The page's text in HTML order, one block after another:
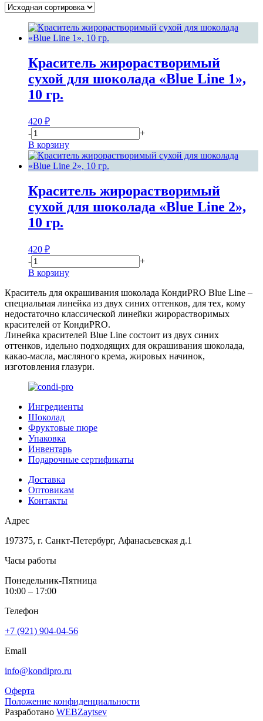
Краситель жирорастворимый
сухой для шоколада «Blue Line 1»,
10 гр.
420 ₽
-
+
В корзину
Краситель жирорастворимый
сухой для шоколада «Blue Line 2»,
10 гр.
420 ₽
-
+
В корзину
Краситель для окрашивания шоколада КондиPRO Blue Line –
специальная линейка из двух синих оттенков, для тех, кому
недостаточно классической линейки жирорастворимых
красителей от КондиPRO.
Линейка красителей Blue Line состоит из двух синих
оттенков, идельно подходящих для окрашивания шоколада,
какао-масла, масляного крема, жировых начинок,
изготовления глазури.
Ингредиенты
Шоколад
Фруктовые пюре
Упаковка
Инвентарь
Подарочные сертификаты
Доставка
Оптовикам
Контакты
Адрес
197375, г. Санкт-Петербург, Афанасьевская д.1
Часы работы
Понедельник-Пятница
10:00 – 17:00
Телефон
+7 (921) 904-04-56
Email
info@kondipro.ru
Оферта
Положение конфиденциальности
Разработано WEBZaytsev